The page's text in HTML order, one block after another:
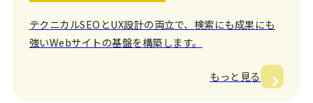
テクニカルSEOとUX設計の両立で、検索にも成果にも
強いWebサイトの基盤を構築します。
もっと見る